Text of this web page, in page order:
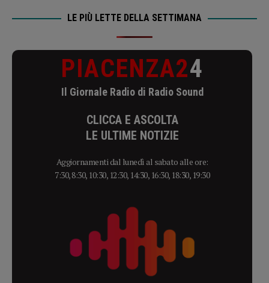
LE PIÙ LETTE DELLA SETTIMANA
PIACENZA24
Il Giornale Radio di Radio Sound
CLICCA E ASCOLTA
LE ULTIME NOTIZIE
Aggiornamenti dal lunedì al sabato alle ore:
7:30, 8:30, 10:30, 12:30, 14:30, 16:30, 18:30, 19:30